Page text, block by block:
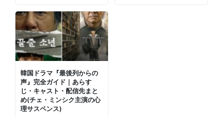
韓国ドラマ『最後列からの
声』完全ガイド｜あらす
じ・キャスト・配信先まと
め(チェ・ミンシク主演の心
理サスペンス)